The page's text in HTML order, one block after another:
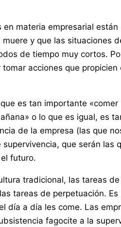
materia empresarial
y que las situaciones
de tiempo muy cortos.
acciones que propicien
es tan importante «comer
o lo que es igual, es
de la empresa (las que
que serán las
futuro.
tradicional, las tareas
tareas de perpetuación. Es
día a día les come. Las
fagocite a la